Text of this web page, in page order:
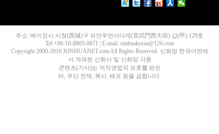
주소: 베이징시 시청(西城)구 쉬안우먼시다제(宣武門西大街) 갑(甲) 129호
Tel:+86-10-8805-0871 | E-mail: xinhuakorea@126.com
Copyright 2000-2016 XINHUANET.com All Rights Reserved. 신화망 한국어판에
서 게재된 신화사 및 신화망 각종
콘텐츠(기사)는 저작권법의 보호를 받은
바, 무단 전재, 복사, 배포 등을 금합니다.